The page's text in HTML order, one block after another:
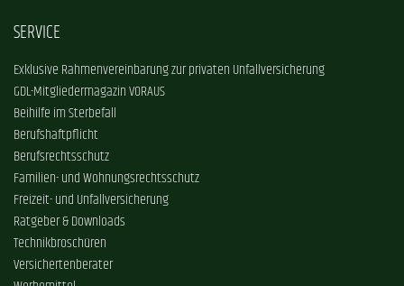
SERVICE
Exklusive Rahmenvereinbarung zur privaten Unfallversicherung
GDL-Mitgliedermagazin VORAUS
Beihilfe im Sterbefall
Berufshaftpflicht
Berufsrechtsschutz
Familien- und Wohnungsrechtsschutz
Freizeit- und Unfallversicherung
Ratgeber & Downloads
Technikbroschüren
Versichertenberater